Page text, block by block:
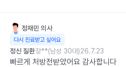
정재민 의사
다시 진료받고 싶어요
정신 질환장**(남성 30대)26.7.23
빠르게 처방전받았어요 감사합니다